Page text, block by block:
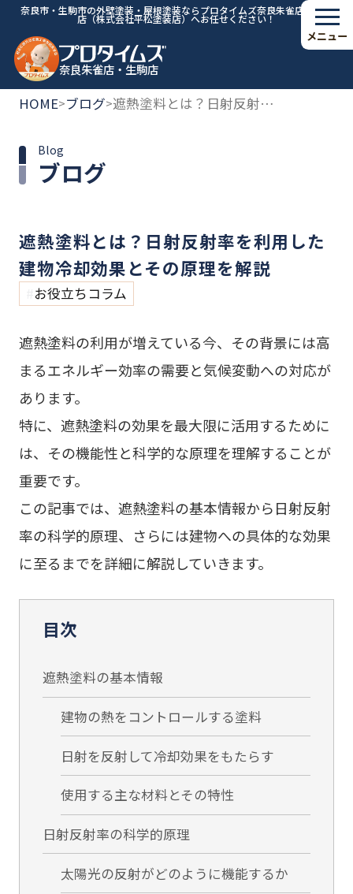
奈良市・生駒市の外壁塗装・屋根塗装ならプロタイムズ奈良朱雀店・生駒
店（株式会社平松塗装店）へお任せください！
奈良朱雀店・生駒店
メニュー
HOME>ブログ> 遮熱塗料とは？日射反射率を利用した建物冷却効果とその原理を解説
ブログ
Blog
遮熱塗料とは？日射反射率を利用した
建物冷却効果とその原理を解説
お役立ちコラム
遮熱塗料の利用が増えている今、その背景には高
まるエネルギー効率の需要と気候変動への対応が
あります。
特に、遮熱塗料の効果を最大限に活用するために
は、その機能性と科学的な原理を理解することが
重要です。
この記事では、遮熱塗料の基本情報から日射反射
率の科学的原理、さらには建物への具体的な効果
に至るまでを詳細に解説していきます。
目次
遮熱塗料の基本情報
建物の熱をコントロールする塗料
日射を反射して冷却効果をもたらす
使用する主な材料とその特性
日射反射率の科学的原理
太陽光の反射がどのように機能するか